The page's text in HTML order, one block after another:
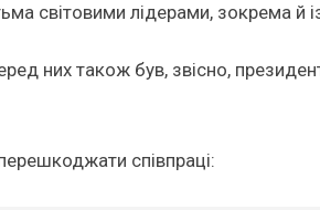
світовими лідерами, зокрема
них також був, звісно,
співпраці: